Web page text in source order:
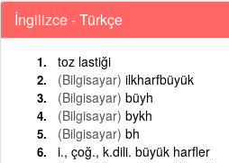
İngilizce - Türkçe
toz lastiği
(Bilgisayar) ilkharfbüyük
(Bilgisayar) büyh
(Bilgisayar) bykh
(Bilgisayar) bh
i., çoğ., k.dili. büyük harfler